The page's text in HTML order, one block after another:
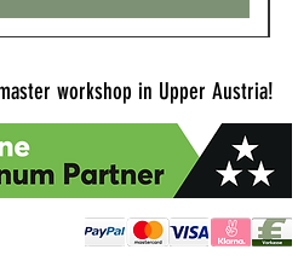
master workshop in Upper Austria!